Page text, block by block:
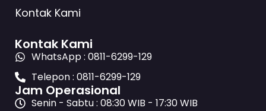
Kontak Kami
Kontak Kami
WhatsApp : 0811-6299-129
Telepon : 0811-6299-129
Jam Operasional
Senin - Sabtu : 08:30 WIB - 17:30 WIB